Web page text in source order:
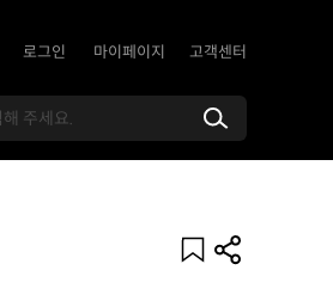
로그인 마이페이지 고객센터